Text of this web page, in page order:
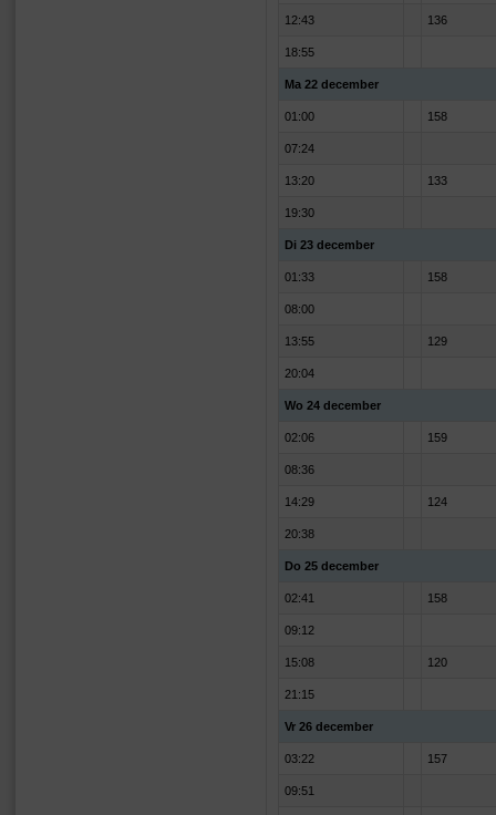
12:43 136
18:55
Ma 22 december
01:00 158
07:24
13:20 133
19:30
Di 23 december
01:33 158
08:00
13:55 129
20:04
Wo 24 december
02:06 159
08:36
14:29 124
20:38
Do 25 december
02:41 158
09:12
15:08 120
21:15
Vr 26 december
03:22 157
09:51